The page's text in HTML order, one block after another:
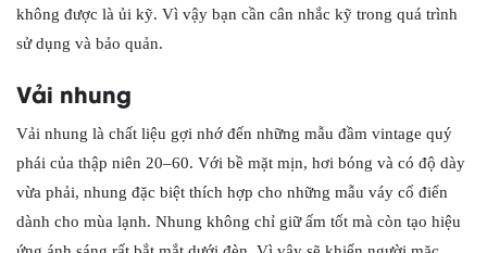
không được là ủi kỹ. Vì vậy bạn cần cân nhắc kỹ trong quá trình
sử dụng và bảo quản.
Vải nhung
Vải nhung là chất liệu gợi nhớ đến những mẫu đầm vintage quý
phái của thập niên 20–60. Với bề mặt mịn, hơi bóng và có độ dày
vừa phải, nhung đặc biệt thích hợp cho những mẫu váy cổ điển
dành cho mùa lạnh. Nhung không chỉ giữ ấm tốt mà còn tạo hiệu